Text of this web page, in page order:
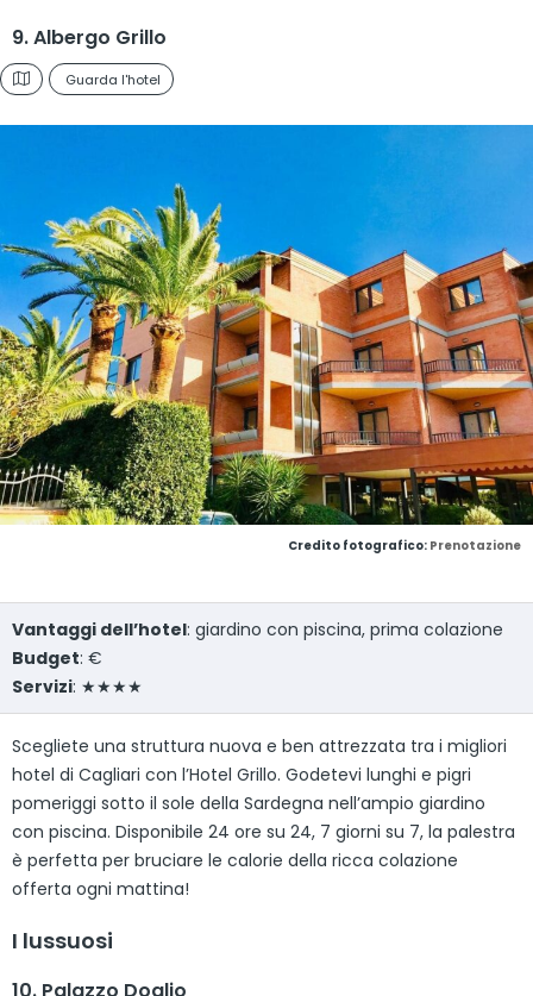
9. Albergo Grillo
Guarda l'hotel
Credito fotografico: Prenotazione
Vantaggi dell’hotel: giardino con piscina, prima colazione
Budget: €
Servizi: ★★★★
Scegliete una struttura nuova e ben attrezzata tra i migliori
hotel di Cagliari con l’Hotel Grillo. Godetevi lunghi e pigri
pomeriggi sotto il sole della Sardegna nell’ampio giardino
con piscina. Disponibile 24 ore su 24, 7 giorni su 7, la palestra
è perfetta per bruciare le calorie della ricca colazione
offerta ogni mattina!
I lussuosi